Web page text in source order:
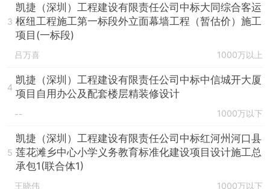
3
凯捷（深圳）工程建设有限责任公司中标大同综合客运
枢纽工程施工第一标段外立面幕墙工程（暂估价）施工
项目(一标段)
吕万喜 1000万以上
4
凯捷（深圳）工程建设有限责任公司中标中信城开大厦
项目自用办公及配套楼层精装修设计
-- 1000万以下
5
凯捷（深圳）工程建设有限责任公司中标红河州河口县
莲花滩乡中心小学义务教育标准化建设项目设计施工总
承包1(联合体1)
王晓伟 1000万以下